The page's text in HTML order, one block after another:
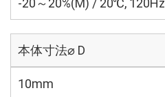
-20～20%(M) / 20℃, 120Hz
本体寸法⌀ D
10mm